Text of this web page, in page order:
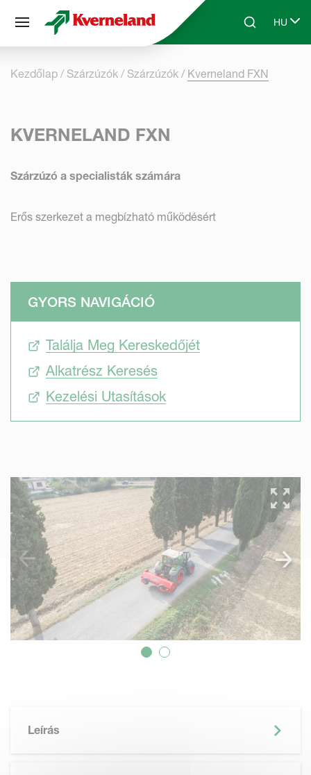
Skip to main contentSearchHU
Select
Kezdőlap Szárzúzók Szárzúzók Kverneland FXN
KVERNELAND FXN
Szárzúzó a specialisták számára
Erős szerkezet a megbízható működésért
GYORS NAVIGÁCIÓ
Találja Meg Kereskedőjét
Alkatrész Keresés
Kezelési Utasítások
Leírás
Süti preferenciák